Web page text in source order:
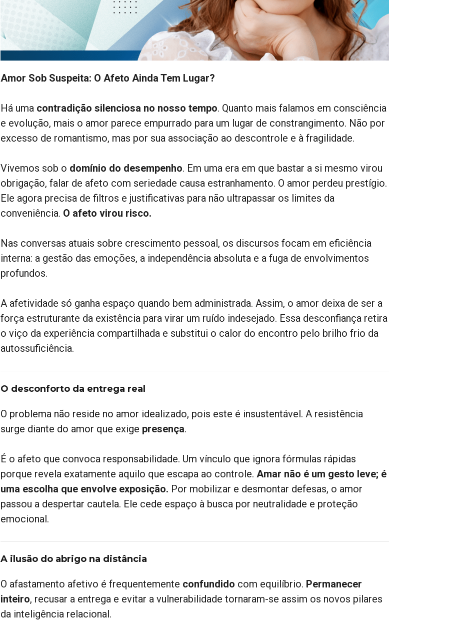
Amor Sob Suspeita: O Afeto Ainda Tem Lugar?
Há uma contradição silenciosa no nosso tempo. Quanto mais falamos em consciência
e evolução, mais o amor parece empurrado para um lugar de constrangimento. Não por
excesso de romantismo, mas por sua associação ao descontrole e à fragilidade.
Vivemos sob o domínio do desempenho. Em uma era em que bastar a si mesmo virou
obrigação, falar de afeto com seriedade causa estranhamento. O amor perdeu prestígio.
Ele agora precisa de filtros e justificativas para não ultrapassar os limites da
conveniência. O afeto virou risco.
Nas conversas atuais sobre crescimento pessoal, os discursos focam em eficiência
interna: a gestão das emoções, a independência absoluta e a fuga de envolvimentos
profundos.
A afetividade só ganha espaço quando bem administrada. Assim, o amor deixa de ser a
força estruturante da existência para virar um ruído indesejado. Essa desconfiança retira
o viço da experiência compartilhada e substitui o calor do encontro pelo brilho frio da
autossuficiência.
O desconforto da entrega real
O problema não reside no amor idealizado, pois este é insustentável. A resistência
surge diante do amor que exige presença.
É o afeto que convoca responsabilidade. Um vínculo que ignora fórmulas rápidas
porque revela exatamente aquilo que escapa ao controle. Amar não é um gesto leve; é
uma escolha que envolve exposição. Por mobilizar e desmontar defesas, o amor
passou a despertar cautela. Ele cede espaço à busca por neutralidade e proteção
emocional.
A ilusão do abrigo na distância
O afastamento afetivo é frequentemente confundido com equilíbrio. Permanecer
inteiro, recusar a entrega e evitar a vulnerabilidade tornaram-se assim os novos pilares
da inteligência relacional.